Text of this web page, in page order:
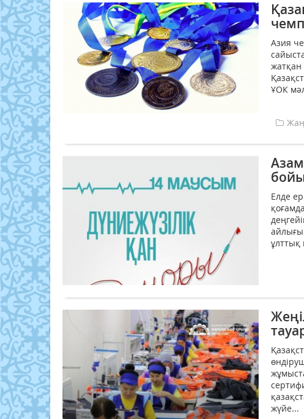
Азия
жатқан
ҰОК
Елде
айлығы
ұлттық
жүйе...